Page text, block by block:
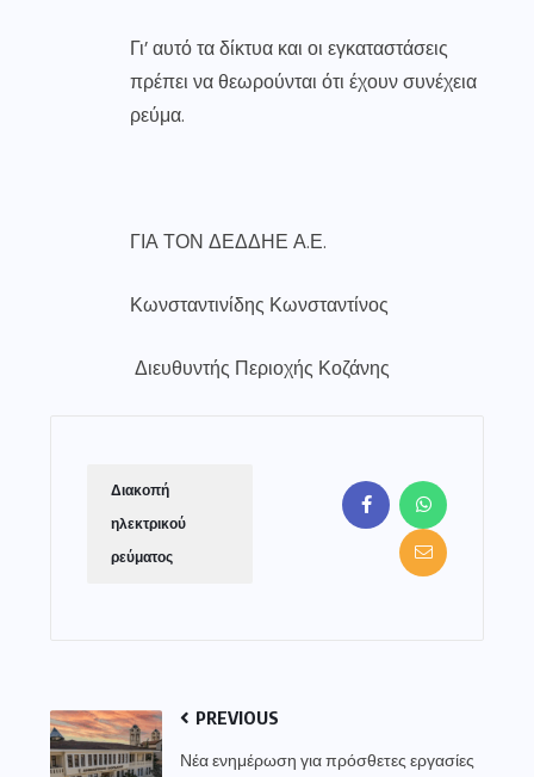
Γι’ αυτό τα δίκτυα και οι εγκαταστάσεις
πρέπει να θεωρούνται ότι έχουν συνέχεια
ρεύμα.
ΓΙΑ ΤΟΝ ΔΕΔΔΗΕ Α.Ε.
Κωνσταντινίδης Κωνσταντίνος
Διευθυντής Περιοχής Κοζάνης
Διακοπή
ηλεκτρικού
ρεύματος
PREVIOUS
Νέα ενημέρωση για πρόσθετες εργασίες